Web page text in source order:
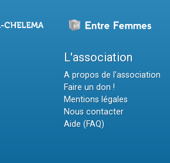
L'association
A propos de l'association
Faire un don !
Mentions légales
Nous contacter
Aide (FAQ)